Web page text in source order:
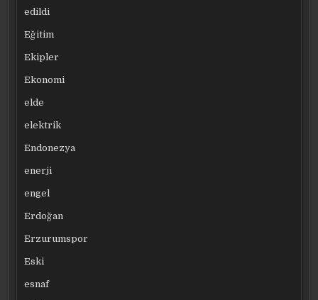
edildi
Eğitim
Ekipler
Ekonomi
elde
elektrik
Endonezya
enerji
engel
Erdoğan
Erzurumspor
Eski
esnaf